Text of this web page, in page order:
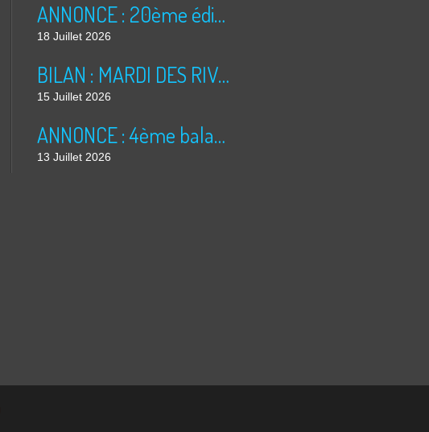
ANNONCE : 20ème édition des TRÉSORS DU GRENIER (2026)
18 Juillet 2026
BILAN : MARDI DES RIVES 2026
15 Juillet 2026
ANNONCE : 4ème balade dominicale
13 Juillet 2026